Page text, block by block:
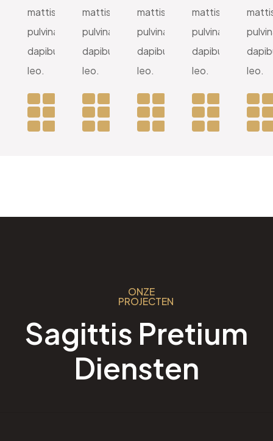
mattis,
pulvinar
dapibus
leo.
mattis,
pulvinar
dapibus
leo.
mattis,
pulvinar
dapibus
leo.
mattis,
pulvinar
dapibus
leo.
leo.
ONZE
PROJECTEN
Sagittis Pretium
Diensten